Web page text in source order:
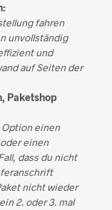
fahren
unvollständig
und
auf Seiten der
Paketshop
einen
einen
dass du nicht
nicht wieder
2. oder 3. mal